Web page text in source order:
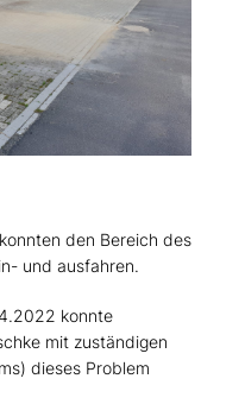
den Bereich des
und ausfahren.
konnte
mit zuständigen
dieses Problem